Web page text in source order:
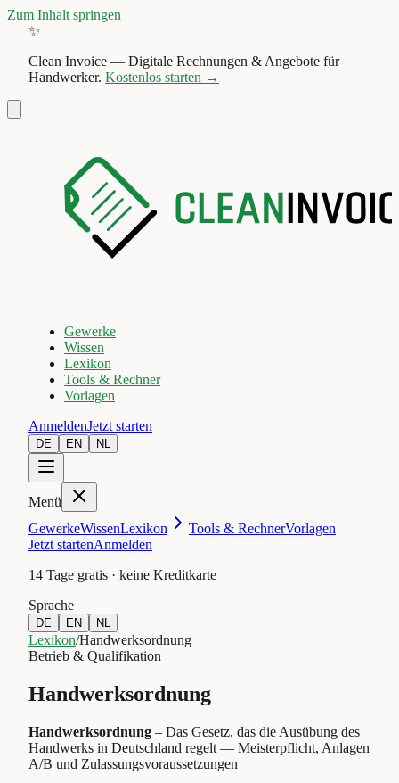
Zum Inhalt springen
✨
Clean Invoice — Digitale Rechnungen & Angebote für
Handwerker. Kostenlos starten →
Gewerke
Wissen
Lexikon
Tools & Rechner
Vorlagen
AnmeldenJetzt starten
DE EN NL
Menü
GewerkeWissenLexikon Tools & RechnerVorlagen
Jetzt startenAnmelden
14 Tage gratis · keine Kreditkarte
Sprache
DE EN NL
Lexikon/Handwerksordnung
Betrieb & Qualifikation
Handwerksordnung
Handwerksordnung – Das Gesetz, das die Ausübung des
Handwerks in Deutschland regelt — Meisterpflicht, Anlagen
A/B und Zulassungsvoraussetzungen